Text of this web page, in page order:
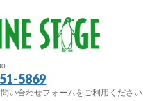
5869
い合わせフォームをご利用ください